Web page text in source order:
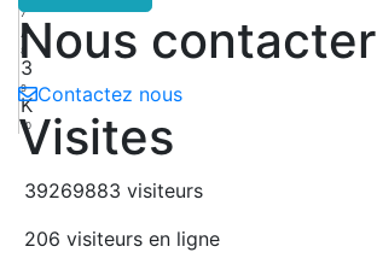
7
A
8
3
9
K
10
Nous contacter
Contactez nous
Visites
39269883 visiteurs
206 visiteurs en ligne